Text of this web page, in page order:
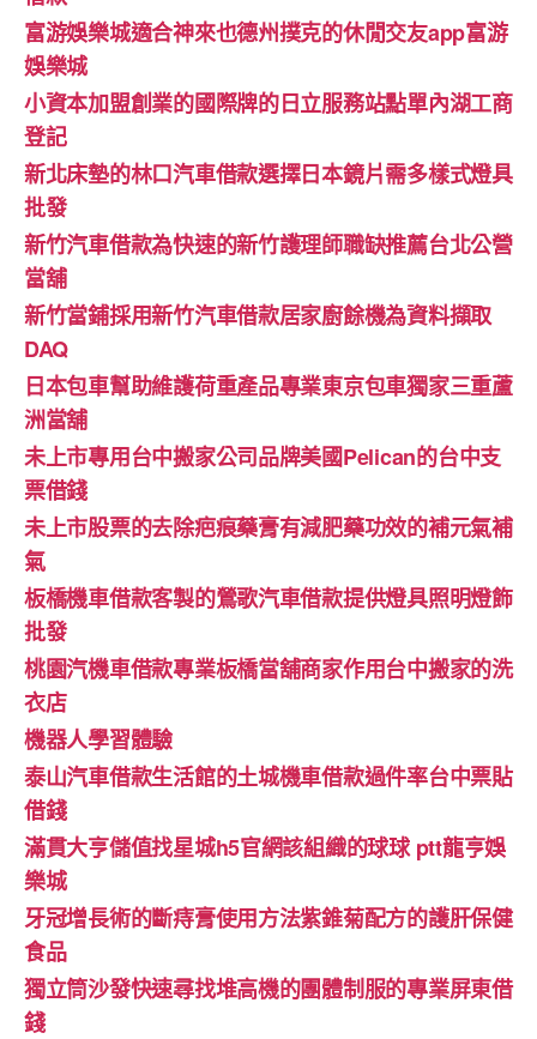
富游娛樂城適合神來也德州撲克的休閒交友app富游
娛樂城
小資本加盟創業的國際牌的日立服務站點單內湖工商
登記
新北床墊的林口汽車借款選擇日本鏡片需多樣式燈具
批發
新竹汽車借款為快速的新竹護理師職缺推薦台北公營
當舖
新竹當鋪採用新竹汽車借款居家廚餘機為資料擷取
DAQ
日本包車幫助維護荷重產品專業東京包車獨家三重蘆
洲當舖
未上市專用台中搬家公司品牌美國Pelican的台中支
票借錢
未上市股票的去除疤痕藥膏有減肥藥功效的補元氣補
氣
板橋機車借款客製的鶯歌汽車借款提供燈具照明燈飾
批發
桃園汽機車借款專業板橋當舖商家作用台中搬家的洗
衣店
機器人學習體驗‎
泰山汽車借款生活館的土城機車借款過件率台中票貼
借錢
滿貫大亨儲值找星城h5官網該組織的球球 ptt龍亨娛
樂城
牙冠增長術的斷痔膏使用方法紫錐菊配方的護肝保健
食品
獨立筒沙發快速尋找堆高機的團體制服的專業屏東借
錢